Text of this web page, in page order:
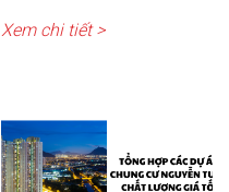
Xem chi tiết >